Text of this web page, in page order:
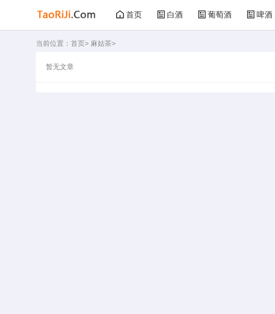
首页 白酒 葡萄酒 啤酒
当前位置： 首页> 麻姑茶>
暂无文章